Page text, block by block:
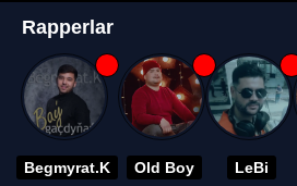
Rapperlar
Begmyrat.K Old Boy LeBi